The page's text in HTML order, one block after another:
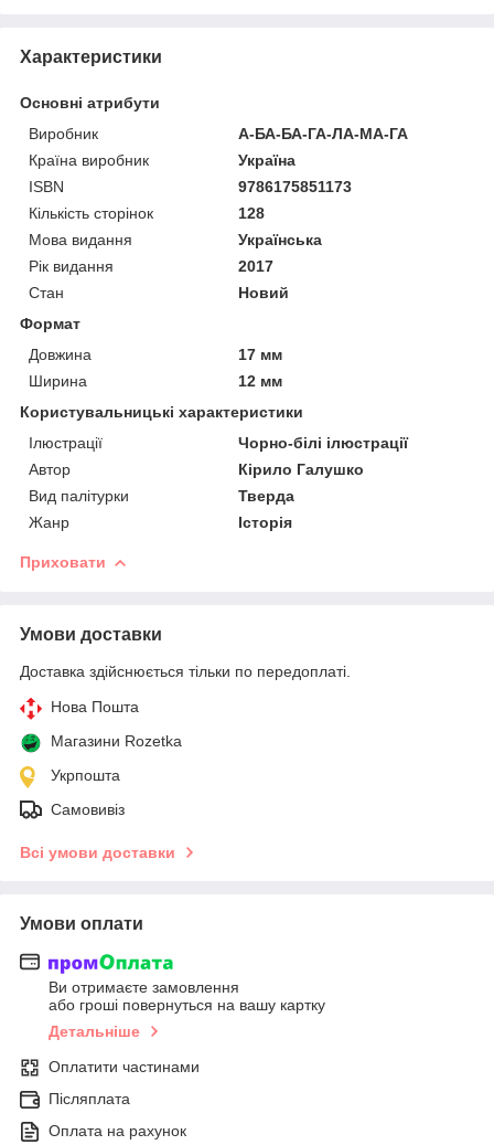
Характеристики
Основні атрибути
Виробник
А-БА-БА-ГА-ЛА-МА-ГА
Країна виробник
Україна
ISBN
9786175851173
Кількість сторінок
128
Мова видання
Українська
Рік видання
2017
Стан
Новий
Формат
Довжина
17 мм
Ширина
12 мм
Користувальницькі характеристики
Ілюстрації
Чорно-білі ілюстрації
Автор
Кірило Галушко
Вид палітурки
Тверда
Жанр
Історія
Приховати
Умови доставки
Доставка здійснюється тільки по передоплаті.
Нова Пошта
Магазини Rozetka
Укрпошта
Самовивіз
Всі умови доставки
Умови оплати
Ви отримаєте замовлення
або гроші повернуться на вашу картку
Детальніше
Оплатити частинами
Післяплата
Оплата на рахунок